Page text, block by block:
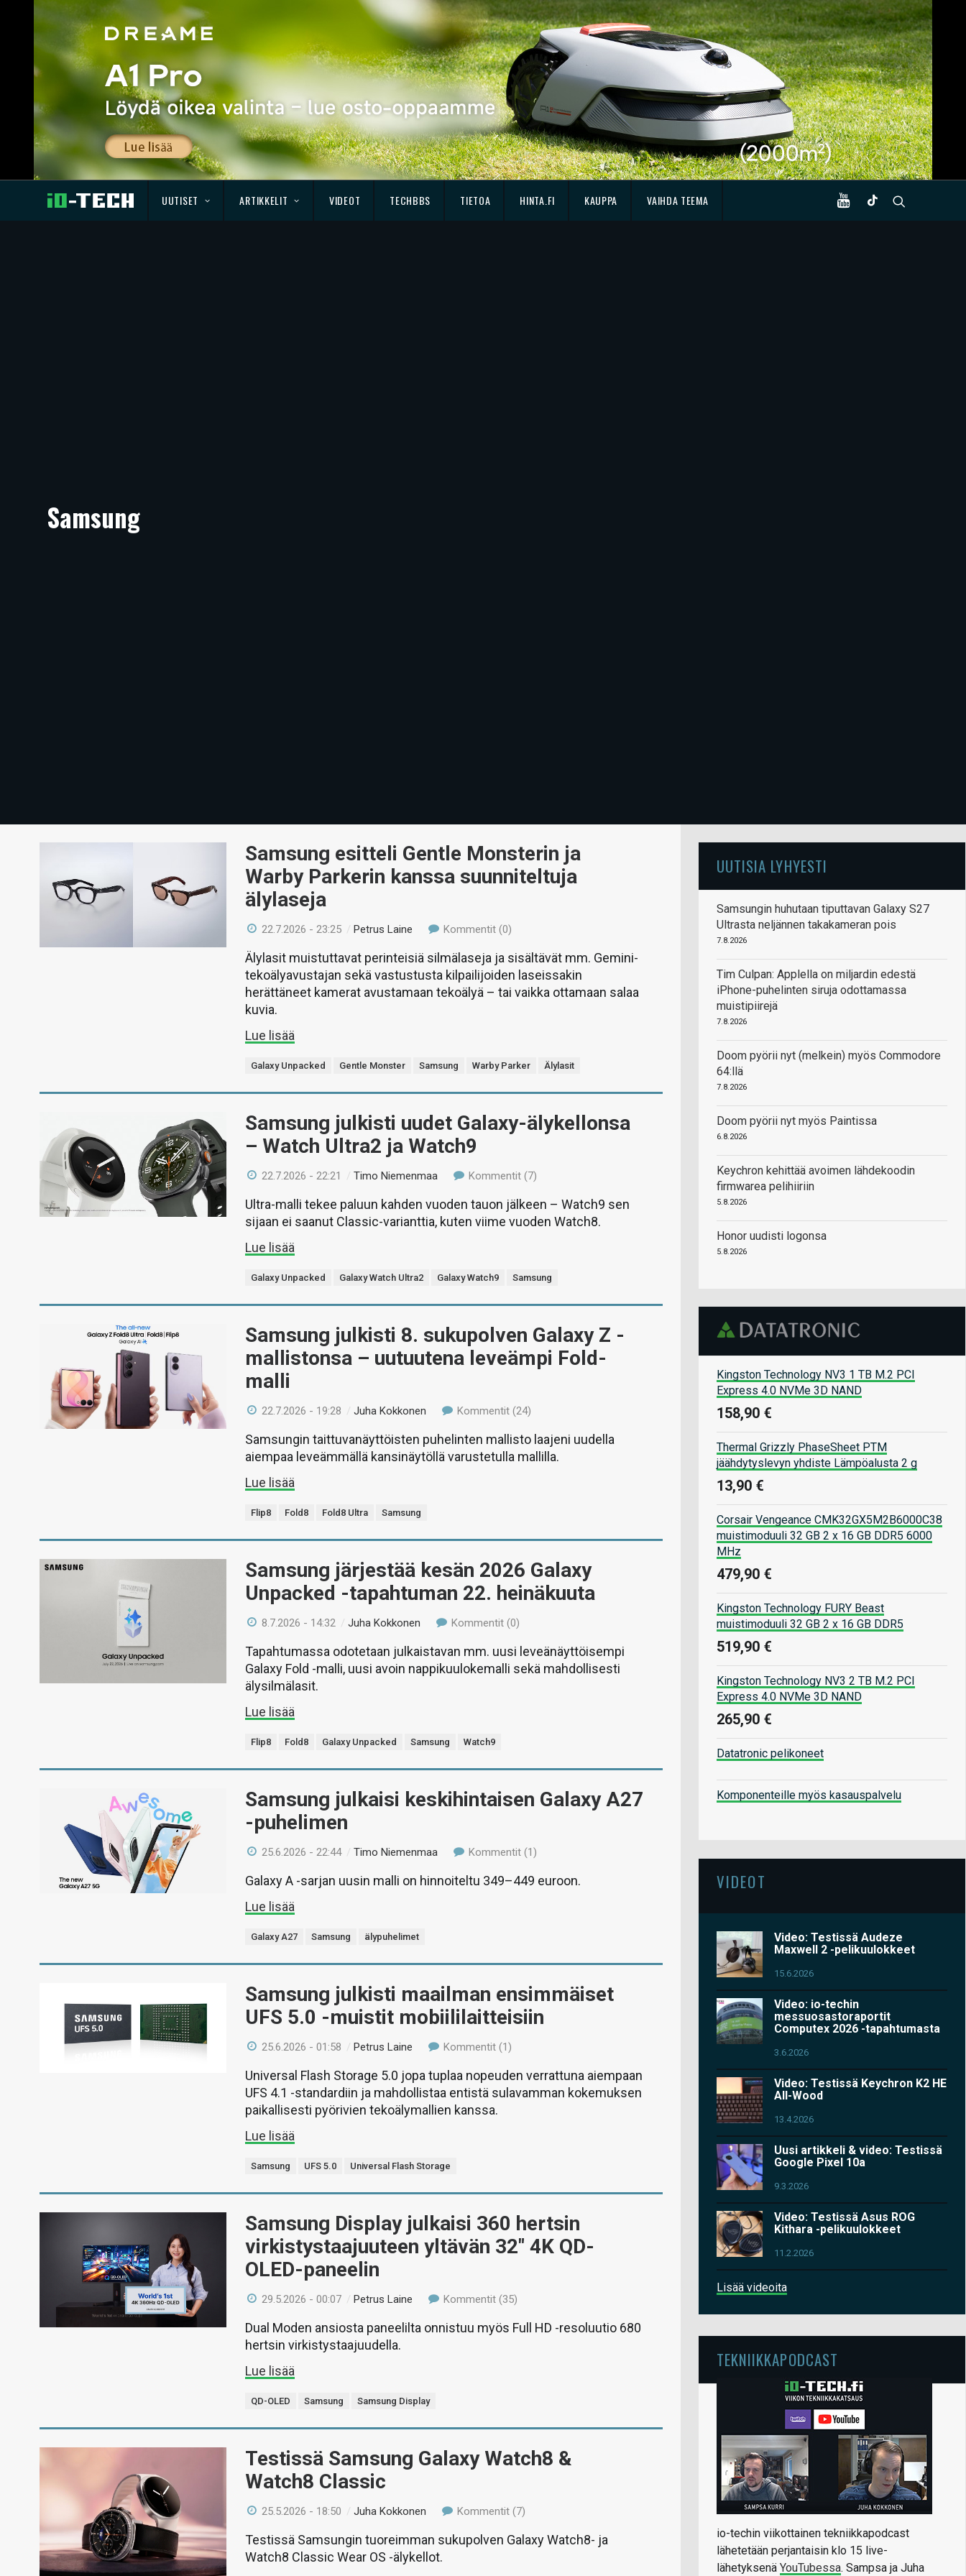
UUTISET ARTIKKELIT VIDEOT TECHBBS TIETOA HINTA.FI KAUPPA VAIHDA TEEMA
Samsung
Samsung esitteli Gentle Monsterin ja
Warby Parkerin kanssa suunniteltuja
älylaseja
22.7.2026 - 23:25 /Petrus Laine Kommentit (0)
Älylasit muistuttavat perinteisiä silmälaseja ja sisältävät mm. Gemini-
tekoälyavustajan sekä vastustusta kilpailijoiden laseissakin
herättäneet kamerat avustamaan tekoälyä – tai vaikka ottamaan salaa
kuvia.
Lue lisää
Galaxy Unpacked Gentle Monster Samsung Warby Parker Älylasit
Samsung julkisti uudet Galaxy-älykellonsa
– Watch Ultra2 ja Watch9
22.7.2026 - 22:21 /Timo Niemenmaa Kommentit (7)
Ultra-malli tekee paluun kahden vuoden tauon jälkeen – Watch9 sen
sijaan ei saanut Classic-varianttia, kuten viime vuoden Watch8.
Lue lisää
Galaxy Unpacked Galaxy Watch Ultra2 Galaxy Watch9 Samsung
Samsung julkisti 8. sukupolven Galaxy Z -
mallistonsa – uutuutena leveämpi Fold-
malli
22.7.2026 - 19:28 /Juha Kokkonen Kommentit (24)
Samsungin taittuvanäyttöisten puhelinten mallisto laajeni uudella
aiempaa leveämmällä kansinäytöllä varustetulla mallilla.
Lue lisää
Flip8 Fold8 Fold8 Ultra Samsung
Samsung järjestää kesän 2026 Galaxy
Unpacked -tapahtuman 22. heinäkuuta
8.7.2026 - 14:32 /Juha Kokkonen Kommentit (0)
Tapahtumassa odotetaan julkaistavan mm. uusi leveänäyttöisempi
Galaxy Fold -malli, uusi avoin nappikuulokemalli sekä mahdollisesti
älysilmälasit.
Lue lisää
Flip8 Fold8 Galaxy Unpacked Samsung Watch9
Samsung julkaisi keskihintaisen Galaxy A27
-puhelimen
25.6.2026 - 22:44 /Timo Niemenmaa Kommentit (1)
Galaxy A -sarjan uusin malli on hinnoiteltu 349–449 euroon.
Lue lisää
Galaxy A27 Samsung älypuhelimet
Samsung julkisti maailman ensimmäiset
UFS 5.0 -muistit mobiililaitteisiin
25.6.2026 - 01:58 /Petrus Laine Kommentit (1)
Universal Flash Storage 5.0 jopa tuplaa nopeuden verrattuna aiempaan
UFS 4.1 -standardiin ja mahdollistaa entistä sulavamman kokemuksen
paikallisesti pyörivien tekoälymallien kanssa.
Lue lisää
Samsung UFS 5.0 Universal Flash Storage
Samsung Display julkaisi 360 hertsin
virkistystaajuuteen yltävän 32″ 4K QD-
OLED-paneelin
29.5.2026 - 00:07 /Petrus Laine Kommentit (35)
Dual Moden ansiosta paneelilta onnistuu myös Full HD -resoluutio 680
hertsin virkistystaajuudella.
Lue lisää
QD-OLED Samsung Samsung Display
Testissä Samsung Galaxy Watch8 &
Watch8 Classic
25.5.2026 - 18:50 /Juha Kokkonen Kommentit (7)
Testissä Samsungin tuoreimman sukupolven Galaxy Watch8- ja
Watch8 Classic Wear OS -älykellot.
UUTISIA LYHYESTI
Samsungin huhutaan tiputtavan Galaxy S27
Ultrasta neljännen takakameran pois
7.8.2026
Tim Culpan: Applella on miljardin edestä
iPhone-puhelinten siruja odottamassa
muistipiirejä
7.8.2026
Doom pyörii nyt (melkein) myös Commodore
64:llä
7.8.2026
Doom pyörii nyt myös Paintissa
6.8.2026
Keychron kehittää avoimen lähdekoodin
firmwarea pelihiiriin
5.8.2026
Honor uudisti logonsa
5.8.2026
Kingston Technology NV3 1 TB M.2 PCI
Express 4.0 NVMe 3D NAND
158,90 €
Thermal Grizzly PhaseSheet PTM
jäähdytyslevyn yhdiste Lämpöalusta 2 g
13,90 €
Corsair Vengeance CMK32GX5M2B6000C38
muistimoduuli 32 GB 2 x 16 GB DDR5 6000
MHz
479,90 €
Kingston Technology FURY Beast
muistimoduuli 32 GB 2 x 16 GB DDR5
519,90 €
Kingston Technology NV3 2 TB M.2 PCI
Express 4.0 NVMe 3D NAND
265,90 €
Datatronic pelikoneet
Komponenteille myös kasauspalvelu
VIDEOT
Video: Testissä Audeze
Maxwell 2 -pelikuulokkeet
15.6.2026
Video: io-techin
messuosastoraportit
Computex 2026 -tapahtumasta
3.6.2026
Video: Testissä Keychron K2 HE
All-Wood
13.4.2026
Uusi artikkeli & video: Testissä
Google Pixel 10a
9.3.2026
Video: Testissä Asus ROG
Kithara -pelikuulokkeet
11.2.2026
Lisää videoita
TEKNIIKKAPODCAST
io-techin viikottainen tekniikkapodcast
lähetetään perjantaisin klo 15 live-
lähetyksenä YouTubessa. Sampsa ja Juha